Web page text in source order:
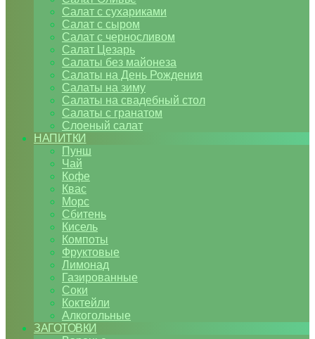
Салат с сухариками
Салат с сыром
Салат с черносливом
Салат Цезарь
Салаты без майонеза
Салаты на День Рождения
Салаты на зиму
Салаты на свадебный стол
Салаты с гранатом
Слоеный салат
НАПИТКИ
Пунш
Чай
Кофе
Квас
Морс
Сбитень
Кисель
Компоты
Фруктовые
Лимонад
Газированные
Соки
Коктейли
Алкогольные
ЗАГОТОВКИ